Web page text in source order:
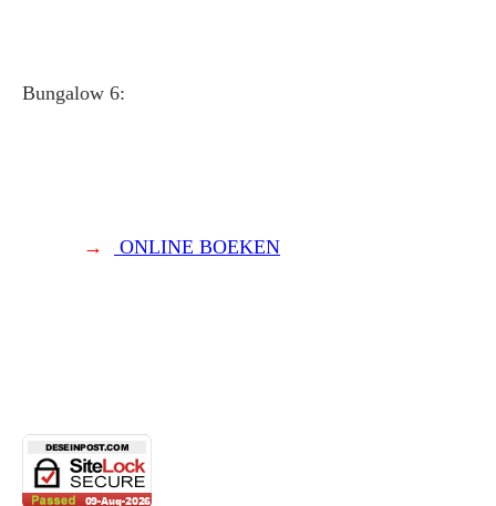
Bungalow 6:
→ ONLINE BOEKEN